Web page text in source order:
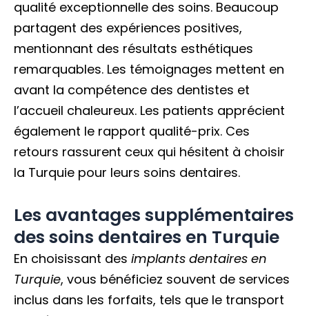
qualité exceptionnelle des soins. Beaucoup
partagent des expériences positives,
mentionnant des résultats esthétiques
remarquables. Les témoignages mettent en
avant la compétence des dentistes et
l’accueil chaleureux. Les patients apprécient
également le rapport qualité-prix. Ces
retours rassurent ceux qui hésitent à choisir
la Turquie pour leurs soins dentaires.
Les avantages supplémentaires
des soins dentaires en Turquie
En choisissant des implants dentaires en
Turquie, vous bénéficiez souvent de services
inclus dans les forfaits, tels que le transport